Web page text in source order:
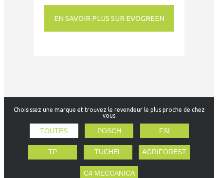
EN SAVOIR PLUS SUR EVOGREEN
Choisissez une marque et trouvez le revendeur le plus proche de chez
vous
TOUTES POSCH FSI
TP TUCHEL AGRIFOREST
C4 MECCANICA